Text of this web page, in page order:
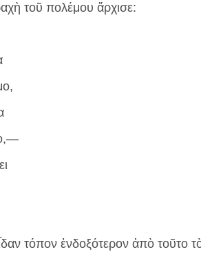
τοῦ πολέμου ἄρχισε:
τόπον ἐνδοξότερον ἀπὸ τοῦτο